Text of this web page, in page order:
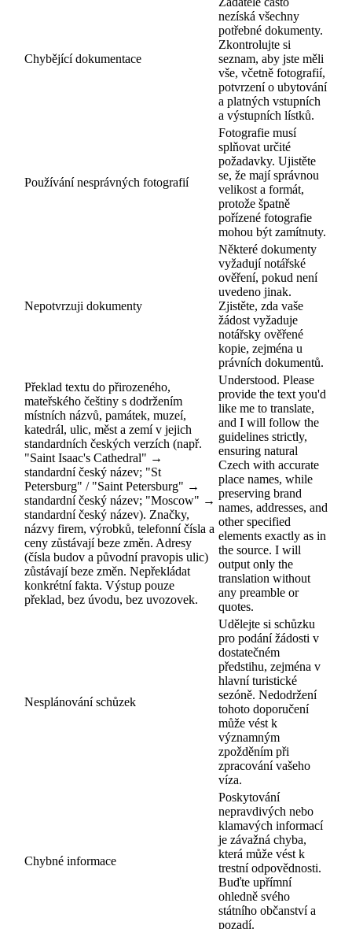
Chybějící dokumentace
nezíská všechny
potřebné dokumenty.
Zkontrolujte si
seznam, aby jste měli
vše, včetně fotografií,
potvrzení o ubytování
a platných vstupních
a výstupních lístků.
Používání nesprávných fotografií
Fotografie musí
splňovat určité
požadavky. Ujistěte
se, že mají správnou
velikost a formát,
protože špatně
pořízené fotografie
mohou být zamítnuty.
Nepotvrzuji dokumenty
Některé dokumenty
vyžadují notářské
ověření, pokud není
uvedeno jinak.
Zjistěte, zda vaše
žádost vyžaduje
notářsky ověřené
kopie, zejména u
právních dokumentů.
Překlad textu do přirozeného,
mateřského češtiny s dodržením
místních názvů, památek, muzeí,
katedrál, ulic, měst a zemí v jejich
standardních českých verzích (např.
"Saint Isaac's Cathedral" →
standardní český název; "St
Petersburg" / "Saint Petersburg" →
standardní český název; "Moscow" →
standardní český název). Značky,
názvy firem, výrobků, telefonní čísla a
ceny zůstávají beze změn. Adresy
(čísla budov a původní pravopis ulic)
zůstávají beze změn. Nepřekládat
konkrétní fakta. Výstup pouze
překlad, bez úvodu, bez uvozovek.
Understood. Please
provide the text you'd
like me to translate,
and I will follow the
guidelines strictly,
ensuring natural
Czech with accurate
place names, while
preserving brand
names, addresses, and
other specified
elements exactly as in
the source. I will
output only the
translation without
any preamble or
quotes.
Nesplánování schůzek
Udělejte si schůzku
pro podání žádosti v
dostatečném
předstihu, zejména v
hlavní turistické
sezóně. Nedodržení
tohoto doporučení
může vést k
významným
zpožděním při
zpracování vašeho
víza.
Chybné informace
Poskytování
nepravdivých nebo
klamavých informací
je závažná chyba,
která může vést k
trestní odpovědnosti.
Buďte upřímní
ohledně svého
státního občanství a
pozadí.